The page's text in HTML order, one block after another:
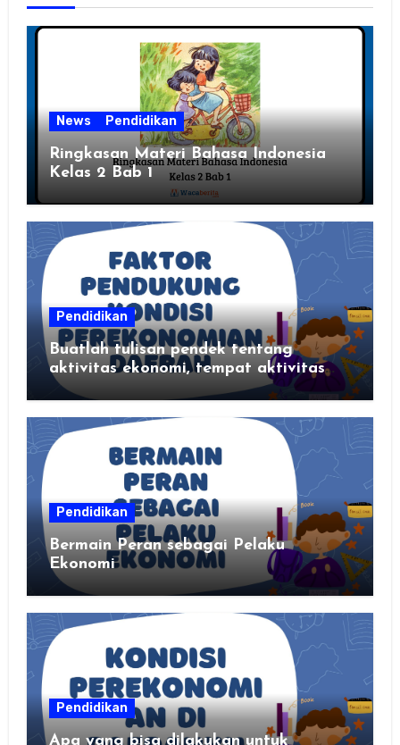
News Pendidikan
Ringkasan Materi Bahasa Indonesia
Kelas 2 Bab 1
Pendidikan
Buatlah tulisan pendek tentang
aktivitas ekonomi, tempat aktivitas
ekonomi, dan hasil produksi daerah
kalian
Pendidikan
Bermain Peran sebagai Pelaku
Ekonomi
Pendidikan
Apa yang bisa dilakukan untuk